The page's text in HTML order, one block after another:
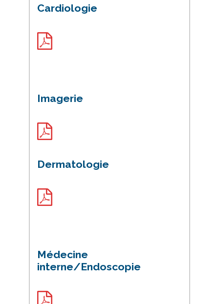
Cardiologie
Imagerie
Dermatologie
Médecine
interne/Endoscopie